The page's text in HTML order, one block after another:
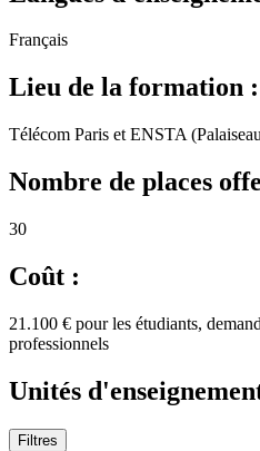
Français
Lieu de la formation :
Télécom Paris et ENSTA
Nombre de places
30
Coût :
21.100 € pour les étudiants,
professionnels
Unités
Filtres